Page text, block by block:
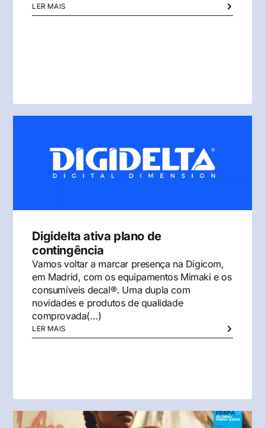
LER MAIS
Digidelta ativa plano de
contingência
Vamos voltar a marcar presença na Digicom,
em Madrid, com os equipamentos Mimaki e os
consumíveis decal®. Uma dupla com
novidades e produtos de qualidade
comprovada(…)
LER MAIS